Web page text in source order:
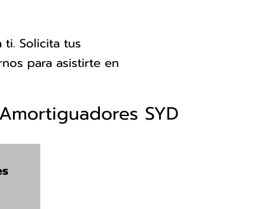
Solicita tus
para asistirte en
Amortiguadores SYD